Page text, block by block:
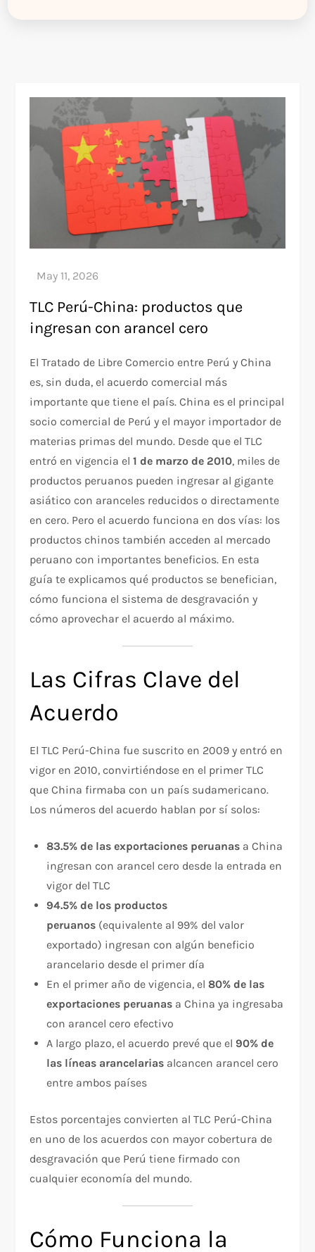
TLC Perú-China: productos que
ingresan con arancel cero
El Tratado de Libre Comercio entre Perú y China
es, sin duda, el acuerdo comercial más
importante que tiene el país. China es el principal
socio comercial de Perú y el mayor importador de
materias primas del mundo. Desde que el TLC
entró en vigencia el1 de marzo de 2010, miles de
productos peruanos pueden ingresar al gigante
asiático con aranceles reducidos o directamente
en cero. Pero el acuerdo funciona en dos vías: los
productos chinos también acceden al mercado
peruano con importantes beneficios. En esta
guía te explicamos qué productos se benefician,
cómo funciona el sistema de desgravación y
cómo aprovechar el acuerdo al máximo.
Las Cifras Clave del
Acuerdo
El TLC Perú-China fue suscrito en 2009 y entró en
vigor en 2010, convirtiéndose en el primer TLC
que China firmaba con un país sudamericano.
Los números del acuerdo hablan por sí solos:
83.5% de las exportaciones peruanas a China
ingresan con arancel cero desde la entrada en
vigor del TLC
94.5% de los productos
peruanos (equivalente al 99% del valor
exportado) ingresan con algún beneficio
arancelario desde el primer día
En el primer año de vigencia, el80% de las
exportaciones peruanas a China ya ingresaba
con arancel cero efectivo
A largo plazo, el acuerdo prevé que el 90% de
las líneas arancelarias alcancen arancel cero
entre ambos países
Estos porcentajes convierten al TLC Perú-China
en uno de los acuerdos con mayor cobertura de
desgravación que Perú tiene firmado con
cualquier economía del mundo.
Cómo Funciona la